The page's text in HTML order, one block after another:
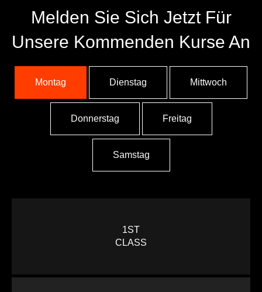
Melden Sie Sich Jetzt Für
Unsere Kommenden Kurse An
Montag Dienstag Mittwoch
Donnerstag Freitag
Samstag
1ST
CLASS